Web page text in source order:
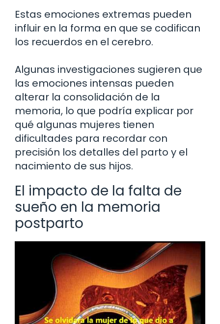
Estas emociones extremas pueden
influir en la forma en que se codifican
los recuerdos en el cerebro.
Algunas investigaciones sugieren que
las emociones intensas pueden
alterar la consolidación de la
memoria, lo que podría explicar por
qué algunas mujeres tienen
dificultades para recordar con
precisión los detalles del parto y el
nacimiento de sus hijos.
El impacto de la falta de
sueño en la memoria
postparto